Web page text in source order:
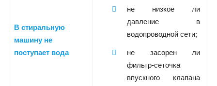
В стиральную
машину не
поступает вода
не низкое ли
давление в
водопроводной сети;
не засорен ли
фильтр-сеточка
впускного клапана